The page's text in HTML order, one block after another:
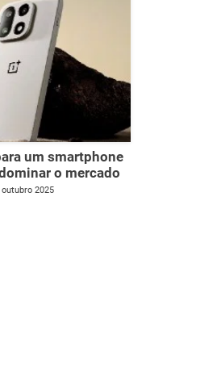
um smartphone
o mercado
outubro 2025